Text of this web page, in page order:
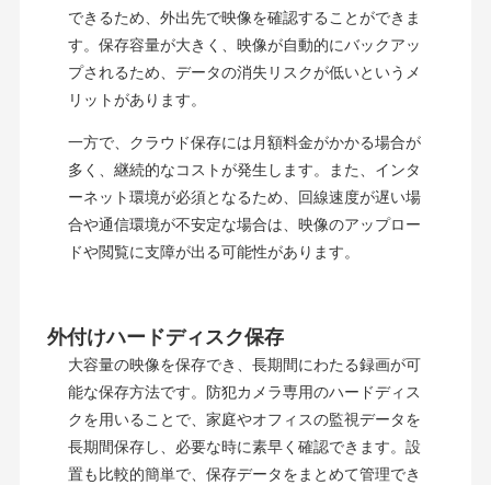
できるため、外出先で映像を確認することができま
す。保存容量が大きく、映像が自動的にバックアッ
プされるため、データの消失リスクが低いというメ
リットがあります。
一方で、クラウド保存には月額料金がかかる場合が
多く、継続的なコストが発生します。また、インタ
ーネット環境が必須となるため、回線速度が遅い場
合や通信環境が不安定な場合は、映像のアップロー
ドや閲覧に支障が出る可能性があります。
外付けハードディスク保存
大容量の映像を保存でき、長期間にわたる録画が可
能な保存方法です。防犯カメラ専用のハードディス
クを用いることで、家庭やオフィスの監視データを
長期間保存し、必要な時に素早く確認できます。設
置も比較的簡単で、保存データをまとめて管理でき